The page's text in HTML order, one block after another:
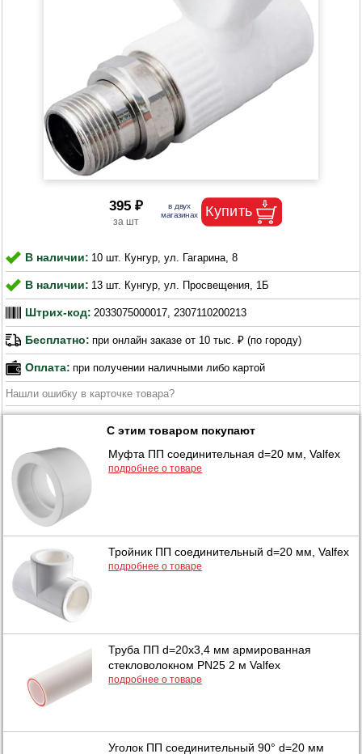
395 ₽
В наличии: 10 шт. Кунгур, ул. Гагарина, 8
В наличии: 13 шт. Кунгур, ул. Просвещения, 1Б
Штрих-код: 2033075000017, 2307110200213
Бесплатно: при онлайн заказе от 10 тыс. ₽ (по городу)
Оплата: при получении наличными либо картой
Нашли ошибку в карточке товара?
С этим товаром покупают
Муфта ПП соединительная d=20 мм, Valfex
подробнее о товаре
Тройник ПП соединительный d=20 мм, Valfex
подробнее о товаре
Труба ПП d=20х3,4 мм армированная
стекловолокном PN25 2 м Valfex
подробнее о товаре
Уголок ПП соединительный 90° d=20 мм